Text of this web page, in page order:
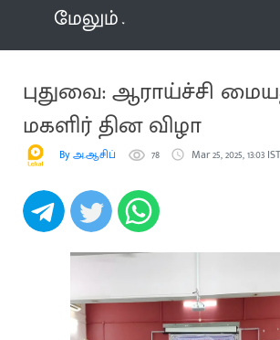
மேலும்
புதுவை: ஆராய்ச்சி
மகளிர் தின விழா
By அ.ஆசிப் 78 Mar 25, 2025, 13:03 IST